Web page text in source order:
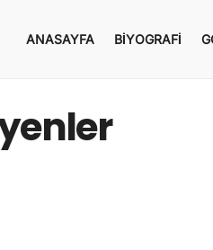
ANASAYFA BIYOGRAFI